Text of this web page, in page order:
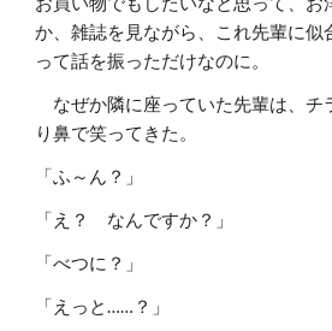
か、雑誌を見ながら、これ先輩に似
って話を振っただけなのに。
なぜか隣に座っていた先輩は、チ
り鼻で笑ってきた。
「ふ～ん？」
「え？ なんですか？」
「べつに？」
「えっと……？」